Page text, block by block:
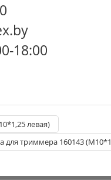
18:00
левая)
для триммера 160143